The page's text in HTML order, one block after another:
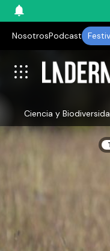
NosotrosPodcast
Ciencia y